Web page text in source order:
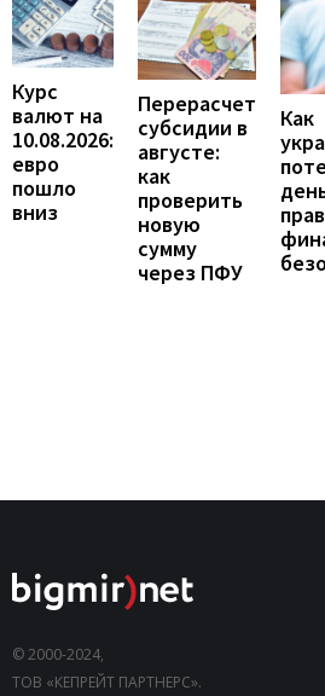
Курс
валют на
10.08.2026:
евро
пошло
вниз
Перерасчет
субсидии в
августе:
как
проверить
новую
сумму
через ПФУ
Как
© 2000-2024,
ТОВ «КЕПРЕЙТ ПАРТНЕРС».